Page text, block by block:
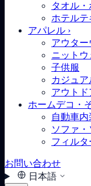
タオル
ホテル
アパレル ›
アウタ
ニット
子供服
カジュ
アウト
ホームデコ・
自動車内
ソファ
フィル
お問い合わせ
日本語